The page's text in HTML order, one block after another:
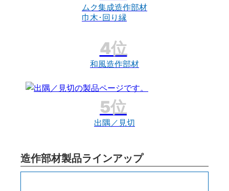
ムク集成造作部材
巾木･回り縁
和風造作部材
出隅／見切
造作部材製品ラインアップ